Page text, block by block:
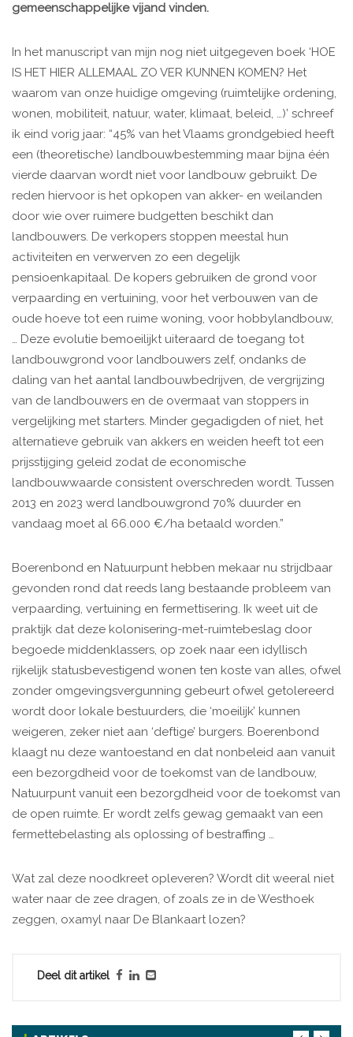
gemeenschappelijke vijand vinden.
In het manuscript van mijn nog niet uitgegeven boek ‘HOE
IS HET HIER ALLEMAAL ZO VER KUNNEN KOMEN? Het
waarom van onze huidige omgeving (ruimtelijke ordening,
wonen, mobiliteit, natuur, water, klimaat, beleid, …)’ schreef
ik eind vorig jaar: “45% van het Vlaams grondgebied heeft
een (theoretische) landbouwbestemming maar bijna één
vierde daarvan wordt niet voor landbouw gebruikt. De
reden hiervoor is het opkopen van akker- en weilanden
door wie over ruimere budgetten beschikt dan
landbouwers. De verkopers stoppen meestal hun
activiteiten en verwerven zo een degelijk
pensioenkapitaal. De kopers gebruiken de grond voor
verpaarding en vertuining, voor het verbouwen van de
oude hoeve tot een ruime woning, voor hobbylandbouw,
… Deze evolutie bemoeilijkt uiteraard de toegang tot
landbouwgrond voor landbouwers zelf, ondanks de
daling van het aantal landbouwbedrijven, de vergrijzing
van de landbouwers en de overmaat van stoppers in
vergelijking met starters. Minder gegadigden of niet, het
alternatieve gebruik van akkers en weiden heeft tot een
prijsstijging geleid zodat de economische
landbouwwaarde consistent overschreden wordt. Tussen
2013 en 2023 werd landbouwgrond 70% duurder en
vandaag moet al 66.000 €/ha betaald worden.”
Boerenbond en Natuurpunt hebben mekaar nu strijdbaar
gevonden rond dat reeds lang bestaande probleem van
verpaarding, vertuining en fermettisering. Ik weet uit de
praktijk dat deze kolonisering-met-ruimtebeslag door
begoede middenklassers, op zoek naar een idyllisch
rijkelijk statusbevestigend wonen ten koste van alles, ofwel
zonder omgevingsvergunning gebeurt ofwel getolereerd
wordt door lokale bestuurders, die ‘moeilijk’ kunnen
weigeren, zeker niet aan ‘deftige’ burgers. Boerenbond
klaagt nu deze wantoestand en dat nonbeleid aan vanuit
een bezorgdheid voor de toekomst van de landbouw,
Natuurpunt vanuit een bezorgdheid voor de toekomst van
de open ruimte. Er wordt zelfs gewag gemaakt van een
fermettebelasting als oplossing of bestraffing …
Wat zal deze noodkreet opleveren? Wordt dit weeral niet
water naar de zee dragen, of zoals ze in de Westhoek
zeggen, oxamyl naar De Blankaart lozen?
Deel dit artikel